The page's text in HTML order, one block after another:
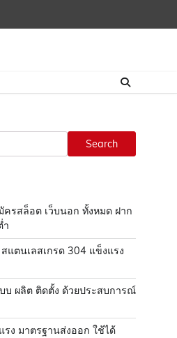
Search
รสล็อต เว็บนอก ทั้งหมด ฝาก
ำ
แตนเลสเกรด 304 แข็งแรง
บ ผลิต ติดตั้ง ด้วยประสบการณ์
รง มาตรฐานส่งออก ใช้ได้